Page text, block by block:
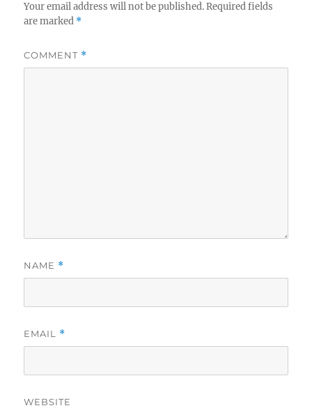
Your email address will not be published. Required fields
are marked *
COMMENT *
NAME *
EMAIL *
WEBSITE